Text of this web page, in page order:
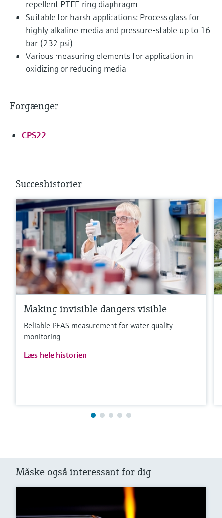
repellent PTFE ring diaphragm
Suitable for harsh applications: Process glass for
highly alkaline media and pressure-stable up to 16
bar (232 psi)
Various measuring elements for application in
oxidizing or reducing media
Forgænger
CPS22
Succeshistorier
Making invisible dangers visible
Reliable PFAS measurement for water quality
monitoring
Læs hele historien
Måske også interessant for dig